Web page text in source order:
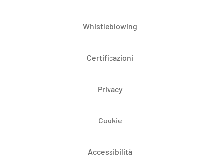
Whistleblowing
Certificazioni
Privacy
Cookie
Accessibilità